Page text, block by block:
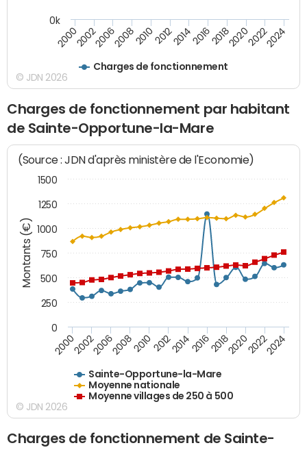
Charges de fonctionnement
200020022006200820102012201420162018202020222024
0k
© JDN 2026
Charges de fonctionnement par habitant
de Sainte-Opportune-la-Mare
Montants (€)
(Source : JDN d'après ministère de l'Economie)
Sainte-Opportune-la-Mare
Moyenne nationale
Moyenne villages de 250 à 500
200020022006200820102012201420162018202020222024
0
250
500
750
1000
1250
1500
© JDN 2026
Charges de fonctionnement de Sainte-